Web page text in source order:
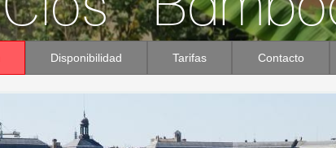
Disponibilidad Tarifas Contacto